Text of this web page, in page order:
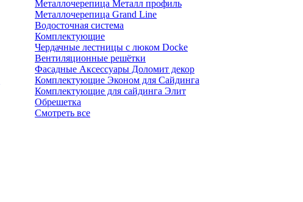
Металлочерепица Металл профиль
Металлочерепица Grand Line
Водосточная система
Комплектующие
Чердачные лестницы с люком Docke
Вентиляционные решётки
Фасадные Аксессуары Доломит декор
Комплектующие Эконом для Сайдинга
Комплектующие для cайдинга Элит
Обрешетка
Смотреть все